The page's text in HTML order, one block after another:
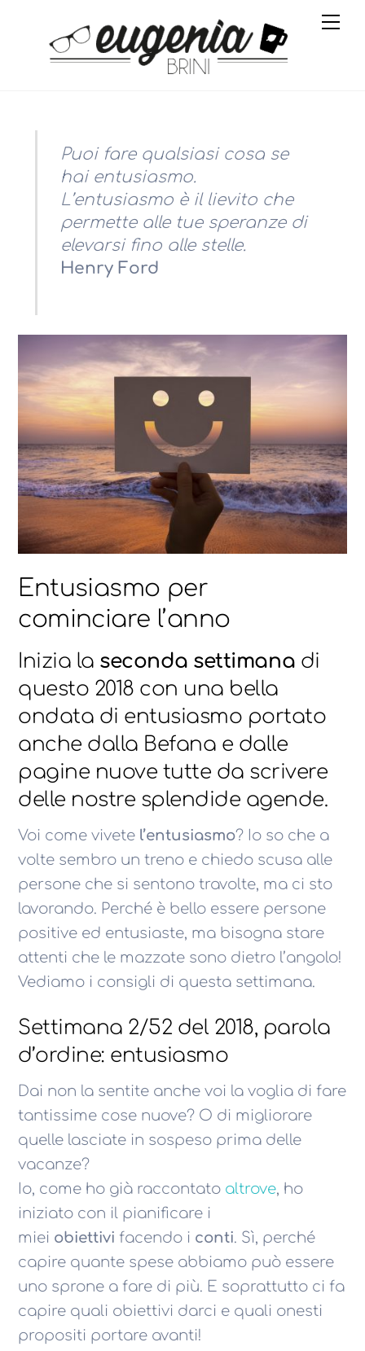
content
EUGENIA BRINI LIFESTYLE 52 SETTIMANE ,
ENTUSIIASMO , FREELANCE LIFE
ONESTI PROPOSITI
Puoi fare qualsiasi cosa se
hai entusiasmo.
L’entusiasmo è il lievito che
permette alle tue speranze di
elevarsi fino alle stelle.
Henry Ford
Entusiasmo per
cominciare l’anno
Inizia la seconda settimana di
questo 2018 con una bella
ondata di entusiasmo portato
anche dalla Befana e dalle
pagine nuove tutte da scrivere
delle nostre splendide agende.
Voi come vivete l’entusiasmo? Io so che a
volte sembro un treno e chiedo scusa alle
persone che si sentono travolte, ma ci sto
lavorando. Perché è bello essere persone
positive ed entusiaste, ma bisogna stare
attenti che le mazzate sono dietro l’angolo!
Vediamo i consigli di questa settimana.
Settimana 2/52 del 2018, parola
d’ordine: entusiasmo
Dai non la sentite anche voi la voglia di fare
tantissime cose nuove? O di migliorare
quelle lasciate in sospeso prima delle
vacanze?
Io, come ho già raccontato altrove, ho
iniziato con il pianificare i
miei obiettivi facendo i conti. Sì, perché
capire quante spese abbiamo può essere
uno sprone a fare di più. E soprattutto ci fa
capire quali obiettivi darci e quali onesti
propositi portare avanti!